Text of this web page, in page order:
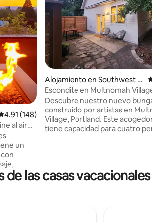
promedio: 4.91 de 5, 148 reseñas
4.91 (148)
al aire
un
cocina
Alojamiento en Southwest P
ortland
Escondite en Multnomah
Descubre nuestro nuevo
construido por artistas en
Village, Portland. Este
tiene capacidad para cuatro
parque con rutas de
las casas